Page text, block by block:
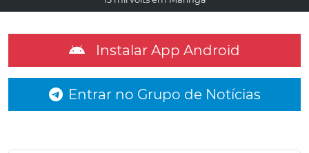
Instalar App Android
Entrar no Grupo de Notícias